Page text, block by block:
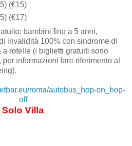
(€15)
(€17)
bambini fino a 5 anni,
invalidità 100% con sindrome di
a rotelle (i biglietti gratuiti sono
informazioni fare riferimento al
roma/autobus_hop-on_hop-
off
Solo Villa